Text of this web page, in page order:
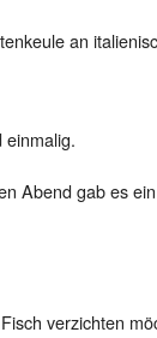
an
einmalig.
Abend gab es
verzichten